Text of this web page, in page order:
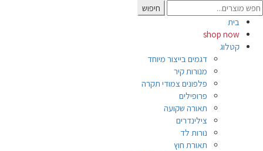
Search
for:
חיפוש
בית
shop now
קטלוג
דגמים בייצור מיוחד
מנורות קיר
פלפונים צמודי תקרה
פרופילים
תאורה שקועה
צילינדרים
נורות לד
תאורת חוץ